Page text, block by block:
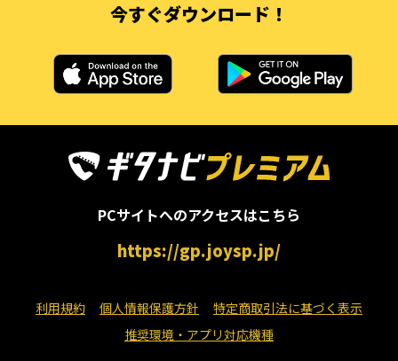
今すぐダウンロード！
PCサイトへのアクセスはこちら
https://gp.joysp.jp/
利用規約 個人情報保護方針
特定商取引法に基づく表示
推奨環境・アプリ対応機種